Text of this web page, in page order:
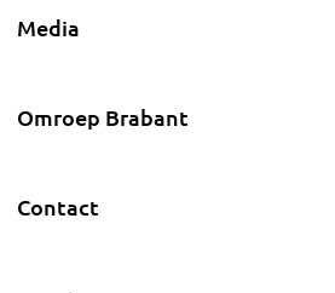
Media
Omroep Brabant
Contact